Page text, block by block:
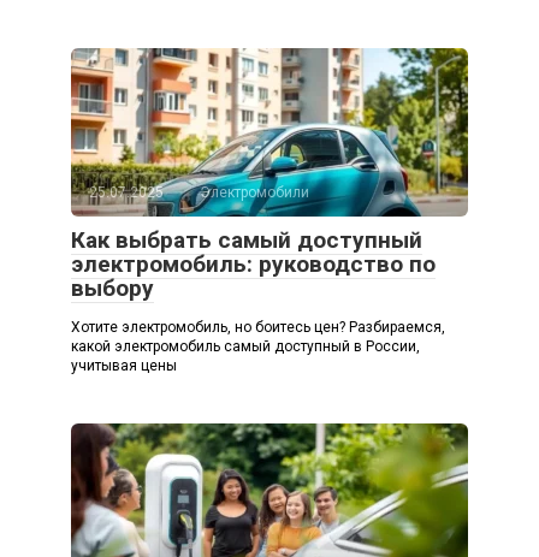
25.07.2025 Электромобили
Как выбрать самый доступный
электромобиль: руководство по
выбору
Хотите электромобиль, но боитесь цен? Разбираемся,
какой электромобиль самый доступный в России,
учитывая цены